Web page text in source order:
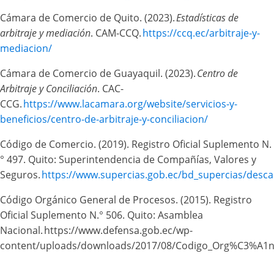
Cámara de Comercio de Quito. (2023).Estadísticas de
arbitraje y mediación. CAM-CCQ.https://ccq.ec/arbitraje-y-
mediacion/
Cámara de Comercio de Guayaquil. (2023).Centro de
Arbitraje y Conciliación. CAC-
CCG.https://www.lacamara.org/website/servicios-y-
beneficios/centro-de-arbitraje-y-conciliacion/
Código de Comercio. (2019). Registro Oficial Suplemento N.
° 497. Quito: Superintendencia de Compañías, Valores y
Seguros.https://www.supercias.gob.ec/bd_supercias/
Código Orgánico General de Procesos. (2015). Registro
Oficial Suplemento N.° 506. Quito: Asamblea
Nacional. https://www.defensa.gob.ec/wp-
content/uploads/downloads/2017/08/